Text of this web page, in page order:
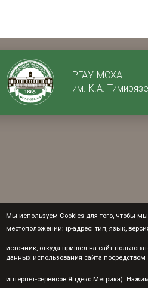
РГАУ-МСХА
им. К.А.
Мы используем Cookies для того, чтобы
местоположении; ip-адрес; тип, язык,
источник, откуда пришел на сайт
данных использования сайта посредством
интернет-сервисов Яндекс.Метрика).